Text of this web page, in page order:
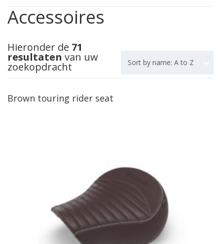
Accessoires
Hieronder de 71
resultaten van uw
zoekopdracht Sort by name: A to Z
Brown touring rider seat